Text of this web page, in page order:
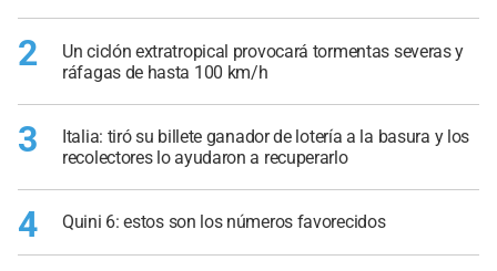
2
Un ciclón extratropical provocará tormentas severas y
ráfagas de hasta 100 km/h
3
Italia: tiró su billete ganador de lotería a la basura y los
recolectores lo ayudaron a recuperarlo
4 Quini 6: estos son los números favorecidos